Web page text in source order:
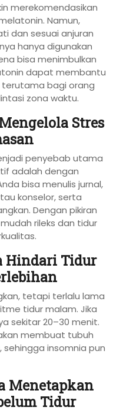
merekomendasikan
Namun,
dan sesuai anjuran
hanya digunakan
bisa menimbulkan
dapat membantu
terutama bagi orang
zona waktu.
Stres
penyebab utama
adalah dengan
bisa menulis jurnal,
konselor, serta
Dengan pikiran
rileks dan tidur
Hindari Tidur
tetapi terlalu lama
tidur malam. Jika
sekitar 20–30 menit.
membuat tubuh
insomnia pun
Menetapkan
Tidur